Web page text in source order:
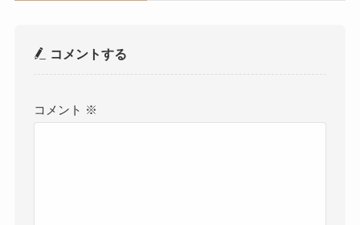
コメントする
コメント ※